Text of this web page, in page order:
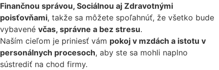
Finančnou správou, Sociálnou aj Zdravotnými
poisťovňami, takže sa môžete spoľahnúť, že všetko bude
vybavené včas, správne a bez stresu.
Naším cieľom je priniesť vám pokoj v mzdách a istotu v
personálnych procesoch, aby ste sa mohli naplno
sústrediť na chod firmy.